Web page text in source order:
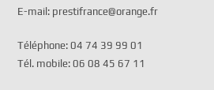
E-mail: prestifrance@orange.fr
Téléphone: 04 74 39 99 01
Tél. mobile: 06 08 45 67 11